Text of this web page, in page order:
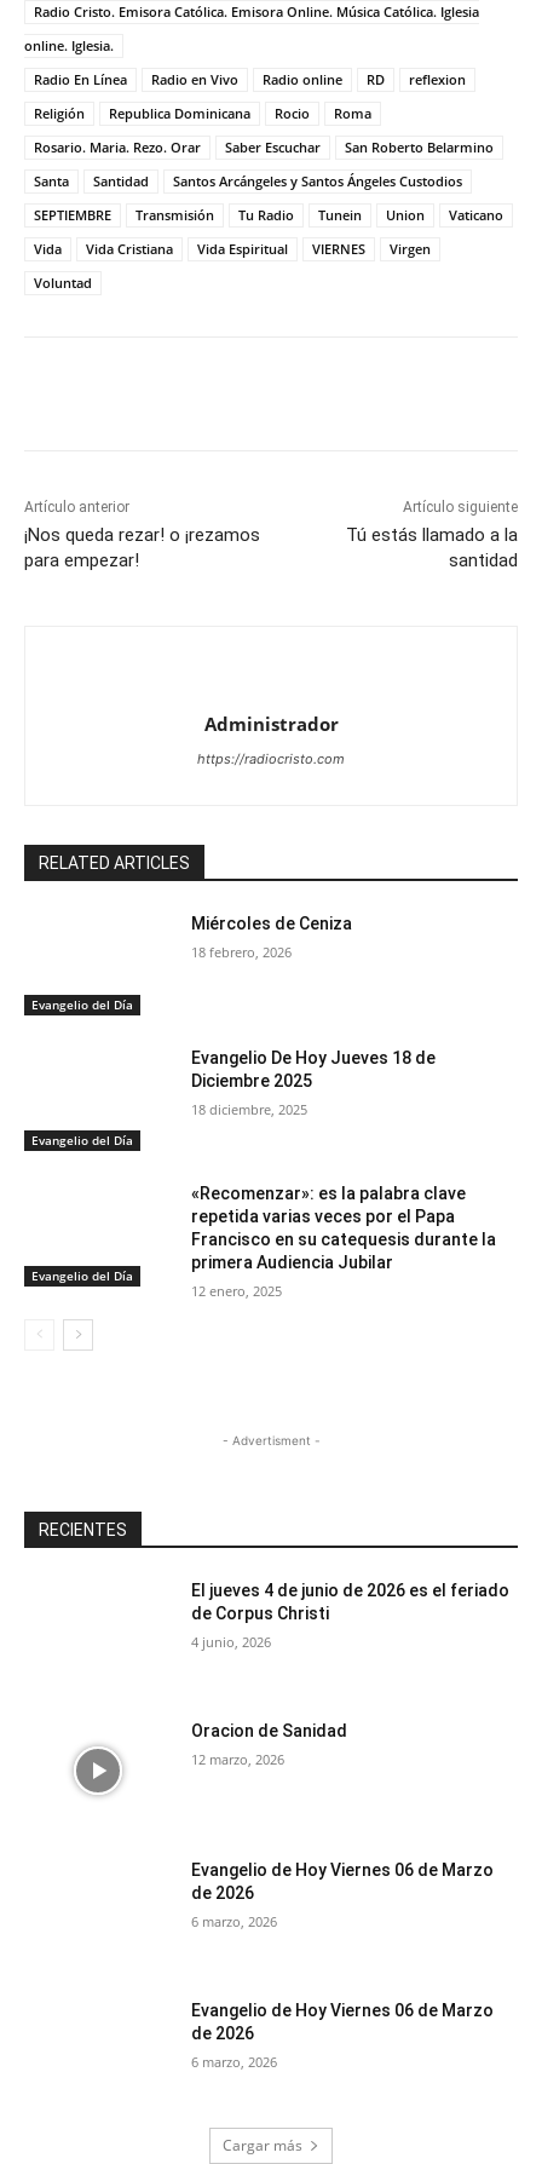
Radio Cristo. Emisora Católica. Emisora Online. Música Católica. Iglesia
online. Iglesia.
Radio En Línea
Radio en Vivo Radio online RD
reflexion
Religión
Republica Dominicana Rocio
Roma
Rosario. Maria. Rezo. Orar
Saber Escuchar
San Roberto Belarmino
Santa
Santidad
Santos Arcángeles y Santos Ángeles Custodios
SEPTIEMBRE
Transmisión Tu Radio Tunein Union
Vaticano
Vida
Vida Cristiana Vida Espiritual VIERNES
Virgen
Voluntad
Artículo anterior
¡Nos queda rezar! o ¡rezamos
para empezar!
Artículo siguiente
Tú estás llamado a la
santidad
Administrador
https://radiocristo.com
RELATED ARTICLES
Evangelio del Día
Miércoles de Ceniza
18 febrero, 2026
Evangelio del Día
Evangelio De Hoy Jueves 18 de
Diciembre 2025
18 diciembre, 2025
Evangelio del Día
«Recomenzar»: es la palabra clave
repetida varias veces por el Papa
Francisco en su catequesis durante la
primera Audiencia Jubilar
12 enero, 2025
- Advertisment -
RECIENTES
El jueves 4 de junio de 2026 es el feriado
de Corpus Christi
4 junio, 2026
Oracion de Sanidad
12 marzo, 2026
Evangelio de Hoy Viernes 06 de Marzo
de 2026
6 marzo, 2026
Evangelio de Hoy Viernes 06 de Marzo
de 2026
6 marzo, 2026
Cargar más